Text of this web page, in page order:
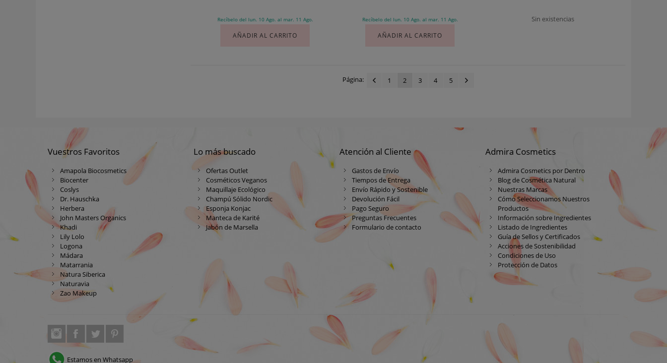
Recíbelo del lun. 10 Ago. al mar. 11 Ago.
AÑADIR AL CARRITO
Recíbelo del lun. 10 Ago. al mar. 11 Ago.
AÑADIR AL CARRITO
Sin existencias
Página: 1 2 3 4 5
Vuestros Favoritos
Amapola Biocosmetics
Biocenter
Coslys
Dr. Hauschka
Herbera
John Masters Organics
Khadi
Lily Lolo
Logona
Mádara
Matarrania
Natura Siberica
Naturavia
Zao Makeup
Lo más buscado
Ofertas Outlet
Cosméticos Veganos
Maquillaje Ecológico
Champú Sólido Nordic
Esponja Konjac
Manteca de Karité
Jabón de Marsella
Atención al Cliente
Gastos de Envío
Tiempos de Entrega
Envío Rápido y Sostenible
Devolución Fácil
Pago Seguro
Preguntas Frecuentes
Formulario de contacto
Admira Cosmetics
Admira Cosmetics por Dentro
Blog de Cosmética Natural
Nuestras Marcas
Cómo Seleccionamos Nuestros
Productos
Información sobre Ingredientes
Listado de Ingredientes
Guía de Sellos y Certificados
Acciones de Sostenibilidad
Condiciones de Uso
Protección de Datos
Estamos en Whatsapp